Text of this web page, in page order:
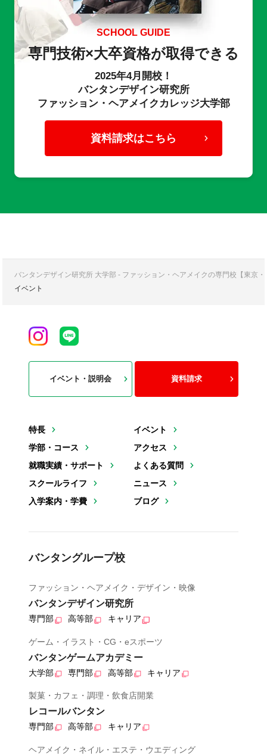
SCHOOL GUIDE
専門技術×大卒資格が取得できる
2025年4月開校！
バンタンデザイン研究所
ファッション・ヘアメイクカレッジ大学部
資料請求はこちら
バンタンデザイン研究所 大学部 - ファッション・ヘアメイクの専門校【東京
イベント
特長
学部・コース
就職実績・サポート
スクールライフ
入学案内・学費
イベント
アクセス
よくある質問
ニュース
ブログ
イベント・説明会 資料請求
バンタングループ校
ファッション・ヘアメイク・デザイン・映像
バンタンデザイン研究所
専門部 高等部 キャリア
ゲーム・イラスト・CG・eスポーツ
バンタンゲームアカデミー
大学部 専門部 高等部 キャリア
製菓・カフェ・調理・飲食店開業
レコールバンタン
専門部 高等部 キャリア
ヘアメイク・ネイル・エステ・ウエディング